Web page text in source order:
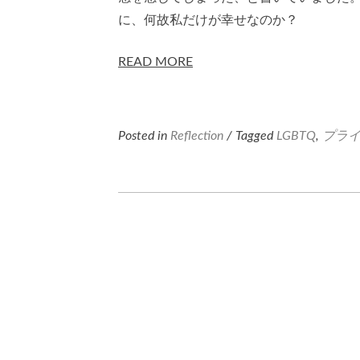
に、何故私だけが幸せなのか？
READ MORE
Posted in Reflection / Tagged LGBTQ, プラ